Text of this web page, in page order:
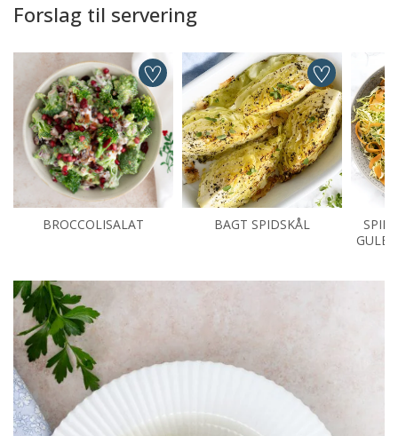
Forslag til servering
BROCCOLISALAT BAGT SPIDSKÅL